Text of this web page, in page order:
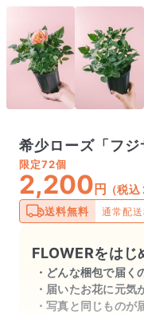
希少ローズ「フジ
限定72個
2,200 円 （税
送料無料 通常配
FLOWERをはじ
どんな梱包で届く
届いたお花に元気
写真と同じものが